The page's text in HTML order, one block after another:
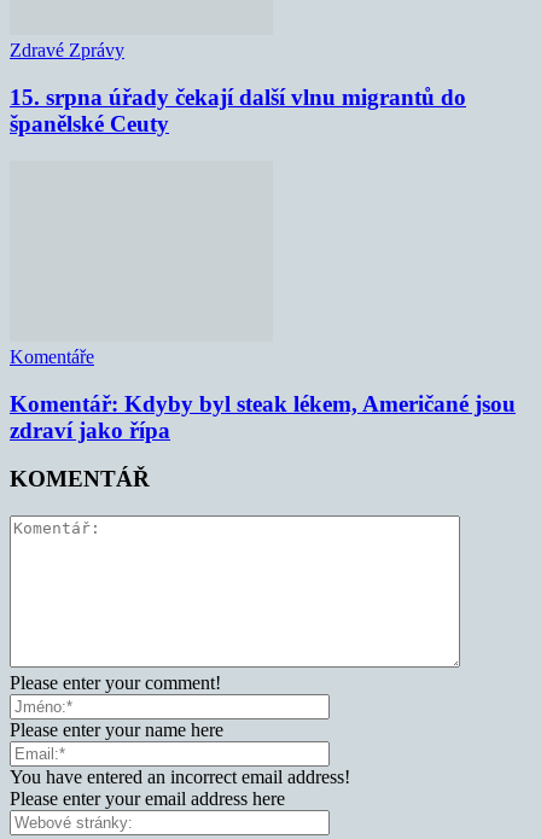
Zdravé Zprávy
15. srpna úřady čekají další vlnu migrantů do
španělské Ceuty
Komentáře
Komentář: Kdyby byl steak lékem, Američané jsou
zdraví jako řípa
KOMENTÁŘ
Please enter your comment!
Please enter your name here
You have entered an incorrect email address!
Please enter your email address here